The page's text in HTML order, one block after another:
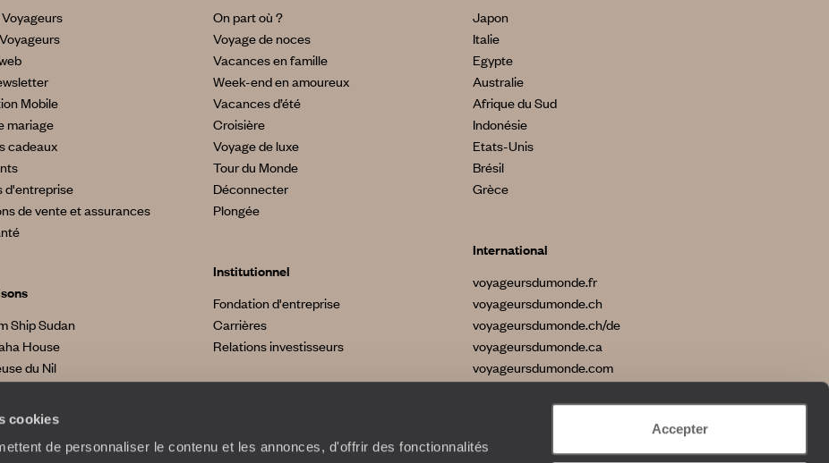
cookies
de personnaliser le contenu et les annonces, d'offrir des fonctionnalités
Accepter
Mobile
mariage
cadeaux
d'entreprise
de vente et assurances
Ship Sudan
House
du Nil
On part où ?
Voyage de noces
Vacances en famille
Week-end en amoureux
Vacances d’été
Croisière
Voyage de luxe
Tour du Monde
Déconnecter
Plongée
Institutionnel
Fondation d'entreprise
Carrières
Relations investisseurs
Japon
Italie
Egypte
Australie
Afrique du Sud
Indonésie
Etats-Unis
Brésil
Grèce
International
voyageursdumonde.fr
voyageursdumonde.ch
voyageursdumonde.ch/de
voyageursdumonde.ca
voyageursdumonde.com
originaldiving.com